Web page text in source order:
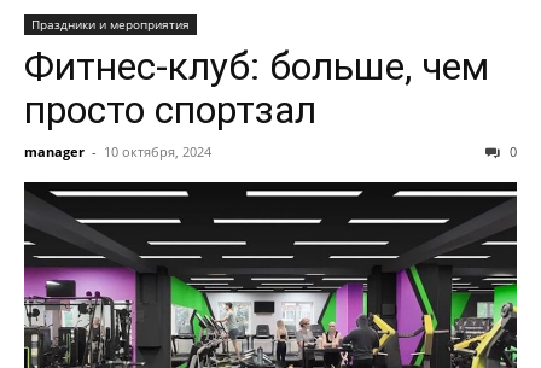
Праздники и мероприятия
Фитнес-клуб: больше, чем
просто спортзал
manager - 10 октября, 2024 0